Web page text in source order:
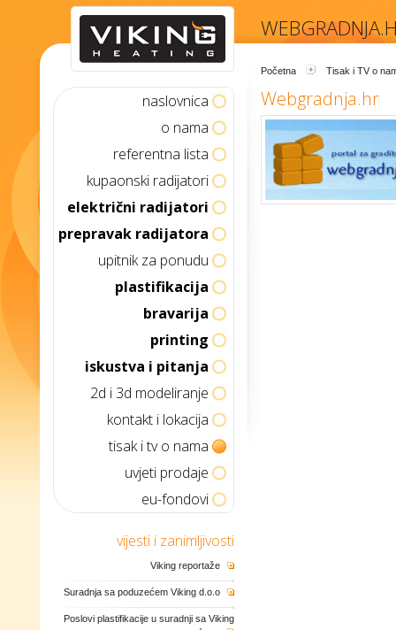
Početna Tisak i TV o
naslovnica
o nama
referentna lista
kupaonski radijatori
električni radijatori
prepravak radijatora
upitnik za ponudu
plastifikacija
bravarija
printing
iskustva i pitanja
2d i 3d modeliranje
kontakt i lokacija
tisak i tv o nama
uvjeti prodaje
eu-fondovi
vijesti i zanimljivosti
Viking reportaže
Suradnja sa poduzećem Viking d.o.o
Poslovi plastifikacije u suradnji sa Viking
Webgradnja.hr